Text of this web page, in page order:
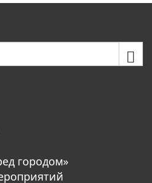
городом»